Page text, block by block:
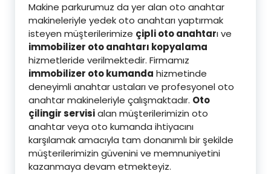
Makine parkurumuz da yer alan oto anahtar
makineleriyle yedek oto anahtarı yaptırmak
isteyen müşterilerimize çipli oto anahtarı ve
immobilizer oto anahtarı kopyalama
hizmetleride verilmektedir. Firmamız
immobilizer oto kumanda hizmetinde
deneyimli anahtar ustaları ve profesyonel oto
anahtar makineleriyle çalışmaktadır. Oto
çilingir servisialan müşterilerimizin oto
anahtar veya oto kumanda ihtiyacını
karşılamak amacıyla tam donanımlı bir şekilde
müşterilerimizin güvenini ve memnuniyetini
kazanmaya devam etmekteyiz.